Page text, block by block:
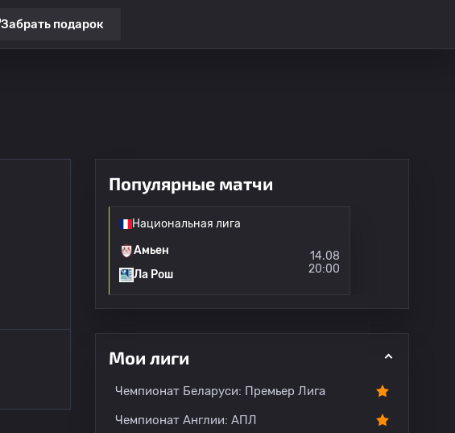
Забрать подарок
Популярные матчи
Национальная лига
Амьен
Ла Рош
14.08
20:00
Мои лиги
Чемпионат Беларуси: Премьер Лига
Чемпионат Англии: АПЛ